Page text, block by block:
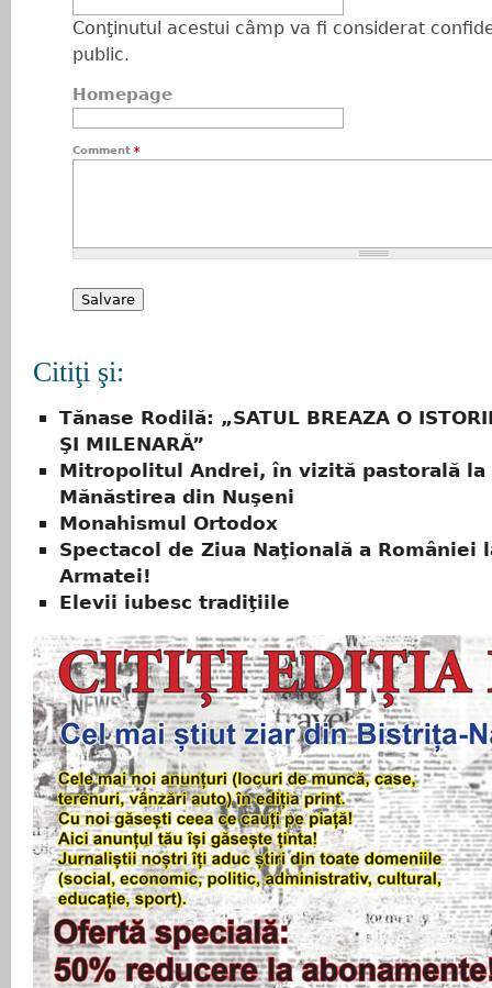
Conţinutul acestui câmp va fi considerat
public.
Homepage
Comment *
Citiţi şi:
Tănase Rodilă: „SATUL BREAZA O
ŞI MILENARĂ”
Mitropolitul Andrei, în vizită pastorală la
Mănăstirea din Nuşeni
Monahismul Ortodox
Spectacol de Ziua Naţională a României
Armatei!
Elevii iubesc tradiţiile